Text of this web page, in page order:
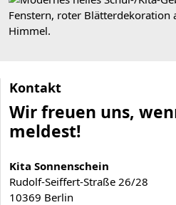
Kontakt
Wir freuen uns,
meldest!
Kita Sonnenschein
Rudolf-Seiffert-Straße 26/28
10369 Berlin